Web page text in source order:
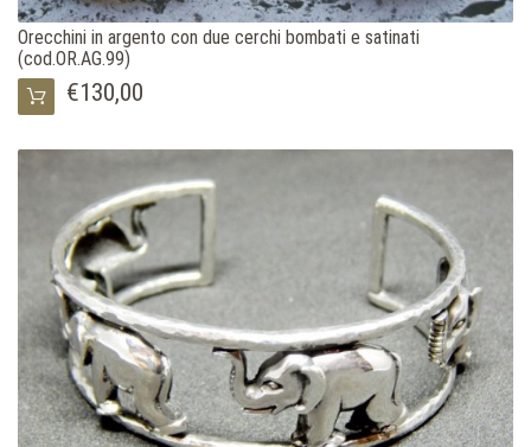
Orecchini in argento con due cerchi bombati e satinati
(cod.OR.AG.99)
€130,00